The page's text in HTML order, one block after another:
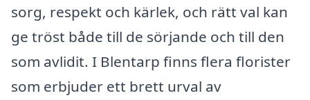
sorg, respekt och kärlek, och rätt val kan
ge tröst både till de sörjande och till den
som avlidit. I Blentarp finns flera florister
som erbjuder ett brett urval av